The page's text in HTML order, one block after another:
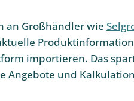
an Großhändler wie
importieren. Das
Angebote und